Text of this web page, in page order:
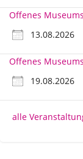
Offenes
13.08.2026
Offenes
19.08.2026
alle